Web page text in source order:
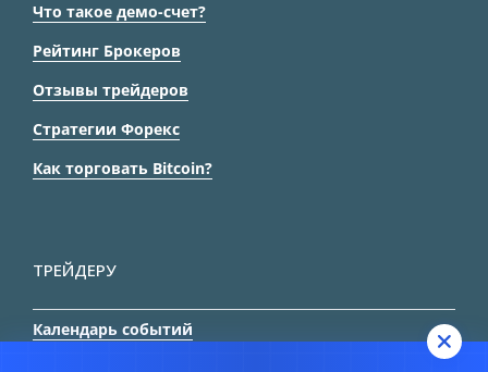
Что такое демо-счет?
Рейтинг Брокеров
Отзывы трейдеров
Стратегии Форекс
Как торговать Bitcoin?
ТРЕЙДЕРУ
Календарь событий